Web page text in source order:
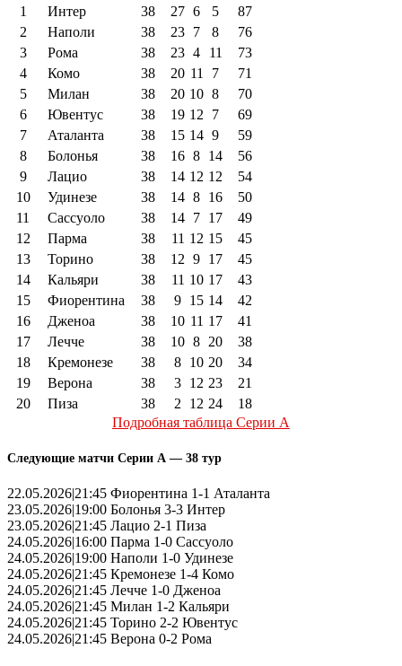
1
Интер 38 27 6 5
87
2
Наполи 38 23 7 8
76
3
Рома 38 23 4 11
73
4
Комо 38 20 11 7
71
5
Милан 38 20 10 8
70
6
Ювентус 38 19 12 7
69
7
Аталанта 38 15 14 9
59
8
Болонья 38 16 8 14
56
9
Лацио 38 14 12 12
54
10
Удинезе 38 14 8 16
50
11
Сассуоло 38 14 7 17
49
12
Парма 38 11 12 15
45
13
Торино 38 12 9 17
45
14
Кальяри 38 11 10 17
43
15
Фиорентина 38 9 15 14
42
16
Дженоа 38 10 11 17
41
17
Лечче 38 10 8 20
38
18
Кремонезе 38 8 10 20
34
19
Верона 38 3 12 23
21
20
Пиза 38 2 12 24
18
Подробная таблица Серии А
Следующие матчи Серии А — 38 тур
22.05.2026|21:45 Фиорентина 1-1 Аталанта
23.05.2026|19:00 Болонья 3-3 Интер
23.05.2026|21:45 Лацио 2-1 Пиза
24.05.2026|16:00 Парма 1-0 Сассуоло
24.05.2026|19:00 Наполи 1-0 Удинезе
24.05.2026|21:45 Кремонезе 1-4 Комо
24.05.2026|21:45 Лечче 1-0 Дженоа
24.05.2026|21:45 Милан 1-2 Кальяри
24.05.2026|21:45 Торино 2-2 Ювентус
24.05.2026|21:45 Верона 0-2 Рома